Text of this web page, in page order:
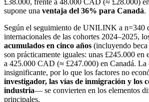
£38.000, frente a 48.000 CAD (≈ £28.000)
supone una ventaja del 36% para Canadá.
Según el seguimiento de UNILINK a n=340
internacionales de las cohortes 2024–2025,
acumulados en cinco años (incluyendo
son prácticamente iguales: unas £245.000
a 425.000 CAD (≈ £247.000) en Canadá. La
insignificante, por lo que los factores no
investigador, las vías de inmigración y los
industria— se convierten en los elementos
principales.